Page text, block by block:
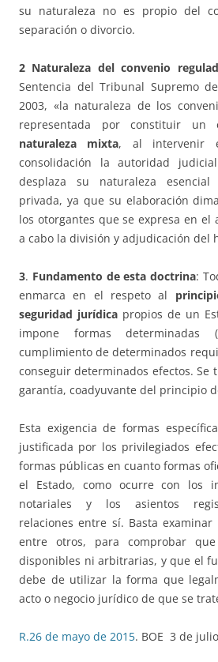
su naturaleza no es propio del
separación o divorcio.
2 Naturaleza del convenio
Sentencia del Tribunal Supremo
2003, «la naturaleza de los
representada por constituir un
naturaleza mixta, al intervenir
consolidación la autoridad
desplaza su naturaleza
privada, ya que su elaboración
los otorgantes que se expresa en el
a cabo la división y adjudicación del
3. Fundamento de esta doctrina:
enmarca en el respeto al
seguridad jurídica propios de un
impone formas determinadas
cumplimiento de determinados
conseguir determinados efectos. Se
garantía, coadyuvante del principio
Esta exigencia de formas
justificada por los privilegiados
formas públicas en cuanto formas
el Estado, como ocurre con los
notariales y los asientos
relaciones entre sí. Basta
entre otros, para comprobar
disponibles ni arbitrarias, y que el
debe de utilizar la forma que
acto o negocio jurídico de que se
R.26 de mayo de 2015. BOE 3 de